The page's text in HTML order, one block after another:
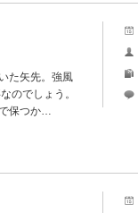
た矢先。強風
のでしょう。
保つか…